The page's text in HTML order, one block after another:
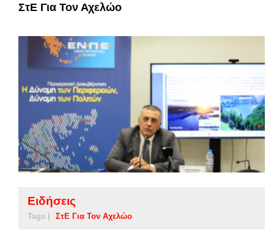
ΣτΕ Για Τον Αχελώο
Ειδήσεις
Tags | ΣτΕ Για Τον Αχελώο